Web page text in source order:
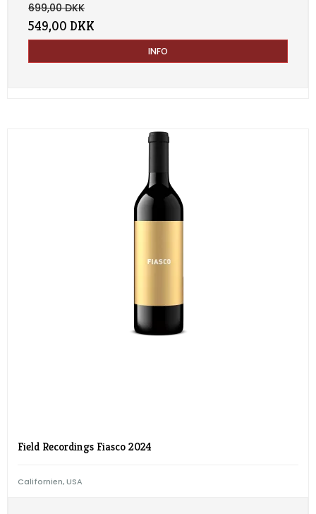
699,00 DKK
549,00 DKK
INFO
Field Recordings Fiasco 2024
Californien, USA